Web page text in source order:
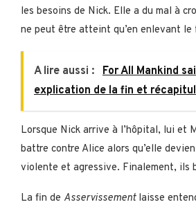
les besoins de Nick. Elle a du mal à
ne peut être atteint qu’en enlevant le
A lire aussi :
For All Mankind
explication de la fin et
Lorsque Nick arrive à l’hôpital, lui et
battre contre Alice alors qu’elle
violente et agressive. Finalement, ils
La fin de Asservissementlaisse